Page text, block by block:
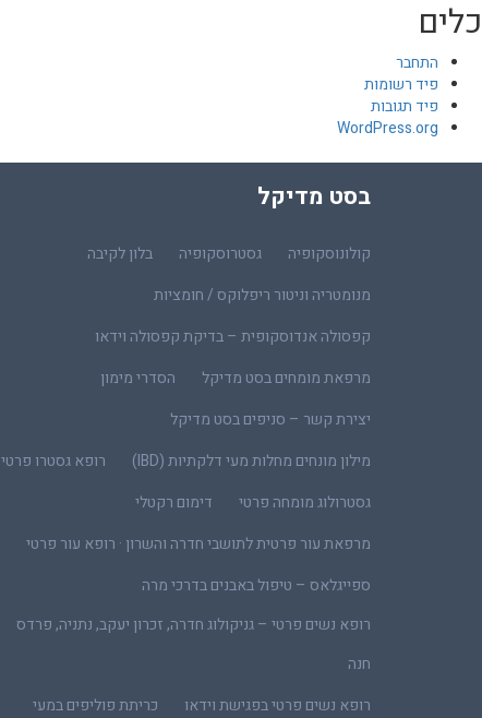
כלים
התחבר
פיד רשומות
פיד תגובות
WordPress.org
בסט מדיקל
קולונוסקופיה גסטרוסקופיה
בלון לקיבה
מנומטריה וניטור ריפלוקס / חומציות
קפסולה אנדוסקופית – בדיקת קפסולה וידאו
מרפאת מומחים בסט מדיקל
הסדרי מימון
יצירת קשר – סניפים בסט מדיקל
מילון מונחים מחלות מעי דלקתיות (IBD)
רופא גסטרו פרטי
גסטרולוג מומחה פרטי
דימום רקטלי
מרפאת עור פרטית לתושבי חדרה והשרון · רופא עור פרטי
ספייגלאס – טיפול באבנים בדרכי מרה
רופא נשים פרטי – גניקולוג חדרה, זכרון יעקב, נתניה, פרדס
חנה
רופא נשים פרטי בפגישת וידאו
כריתת פוליפים במעי